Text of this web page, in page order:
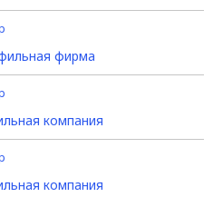
фирма
компания
компания